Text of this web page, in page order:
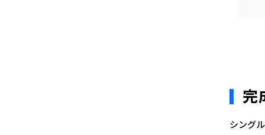
完
シング